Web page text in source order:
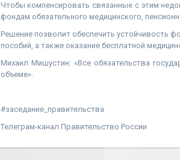
Чтобы компенсировать связанные с этим
фондам обязательного медицинского,
Решение позволит обеспечить устойчивость
пособий, а также оказание бесплатной
Михаил Мишустин: «Все обязательства
объеме».
#заседание_правительства
Телеграм-канал Правительство России